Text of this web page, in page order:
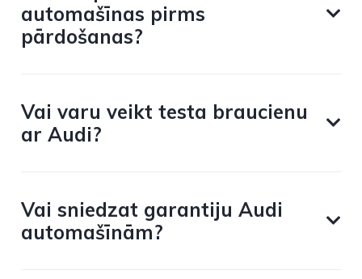
automašīnas pirms
pārdošanas?
Vai varu veikt testa braucienu
ar Audi?
Vai sniedzat garantiju Audi
automašīnām?